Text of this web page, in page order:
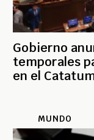
Gobierno
temporales
en el
MUNDO